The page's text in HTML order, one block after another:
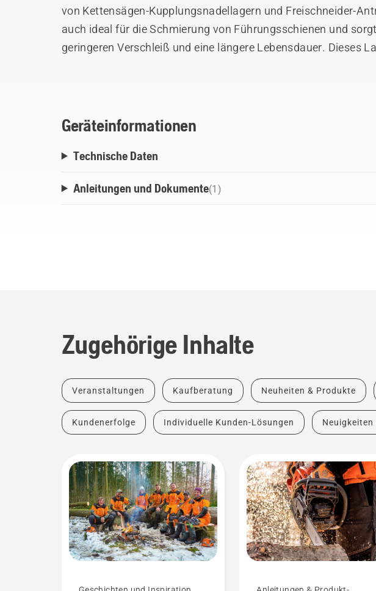
von Kettensägen-Kupplungsnadellagern und Freischneider-
auch ideal für die Schmierung von Führungsschienen und
geringeren Verschleiß und eine längere Lebensdauer. Dieses
Geräteinformationen
Technische Daten
Anleitungen und Dokumente(1 )
Zugehörige Inhalte
Veranstaltungen Kaufberatung Neuheiten & Produkte
Kundenerfolge Individuelle Kunden-Lösungen Neuigkeiten